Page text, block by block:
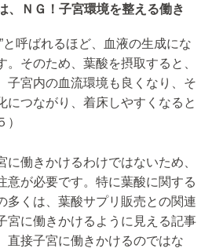
ＮＧ！子宮環境を整える働き
と呼ばれるほど、血液の生成にな
。そのため、葉酸を摂取すると、
子宮内の血流環境も良くなり、そ
につながり、着床しやすくなると
に働きかけるわけではないため、
意が必要です。特に葉酸に関する
多くは、葉酸サプリ販売との関連
宮に働きかけるように見える記事
直接子宮に働きかけるのではな